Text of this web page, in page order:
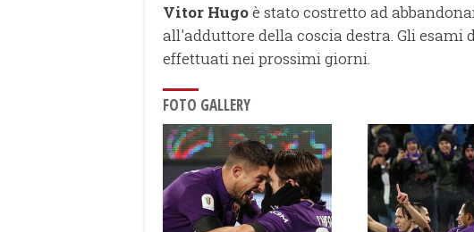
Vitor Hugoè stato costretto ad
all'adduttore della coscia destra. Gli
effettuati nei prossimi giorni.
FOTO GALLERY